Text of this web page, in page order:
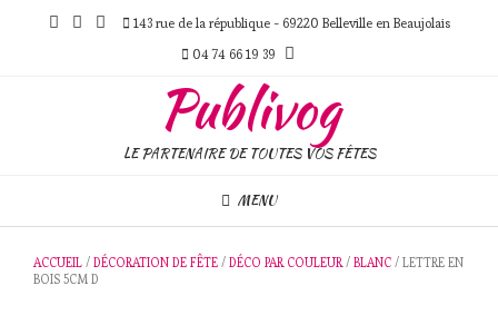
143 rue de la république - 69220 Belleville en Beaujolais
04 74 66 19 39
Publivog
LE PARTENAIRE DE TOUTES VOS FÊTES
MENU
ACCUEIL / DÉCORATION DE FÊTE / DÉCO PAR COULEUR/ BLANC / LETTRE EN
BOIS 5CM D